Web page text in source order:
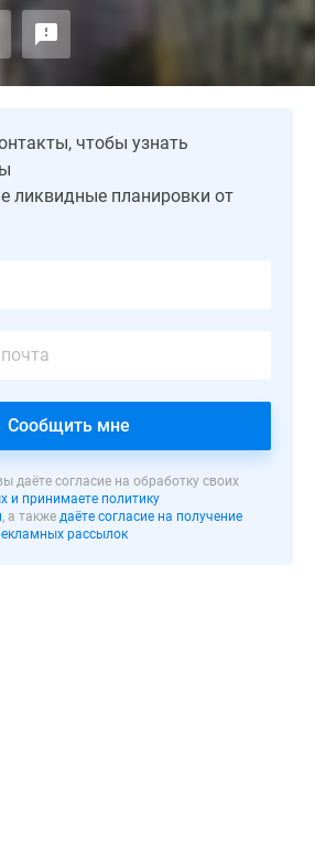
чтобы узнать
ликвидные планировки от
Сообщить мне
даёте согласие на обработку своих
и принимаете политику
, а также даёте согласие на получение
рассылок